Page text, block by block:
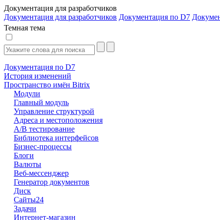
Документация для разработчиков
Документация для разработчиков Документация по D7
Темная тема
Документация по D7
История изменений
Пространство имён Bitrix
Модули
Главный модуль
Управление структурой
Адреса и местоположения
А/В тестирование
Библиотека интерфейсов
Бизнес-процессы
Блоги
Валюты
Веб-мессенджер
Генератор документов
Диск
Сайты24
Задачи
Интернет-магазин